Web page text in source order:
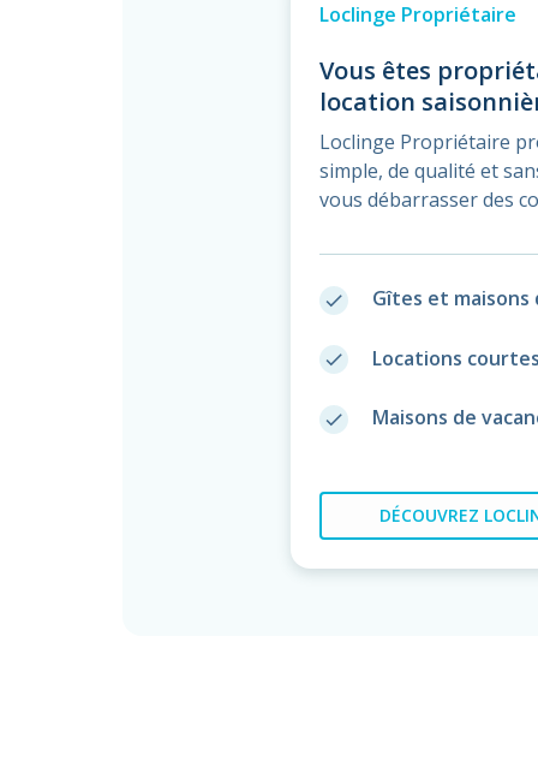
Loclinge Propriétaire
Vous êtes
location
Loclinge Propriétaire
simple, de qualité et
vous débarrasser des
done Gîtes et maisons
done Locations
done Maisons de
DÉCOUVREZ